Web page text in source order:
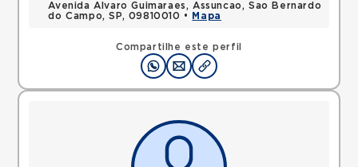
Compartilhe este perfil
Avenida Alvaro Guimaraes, Assuncao, Sao Bernardo
do Campo, SP, 09810010 •
Mapa